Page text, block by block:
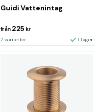
Guidi Vattenintag
från 225 kr
7 varianter I lager